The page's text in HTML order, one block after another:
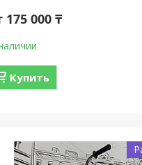
175 000 ₸
Купить